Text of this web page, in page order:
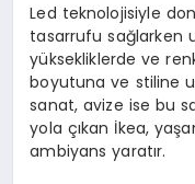
Led teknolojisiyle
tasarrufu sağlarken
yüksekliklerde ve
boyutuna ve stiline
sanat, avize ise bu
yola çıkan İkea,
ambiyans yaratır.